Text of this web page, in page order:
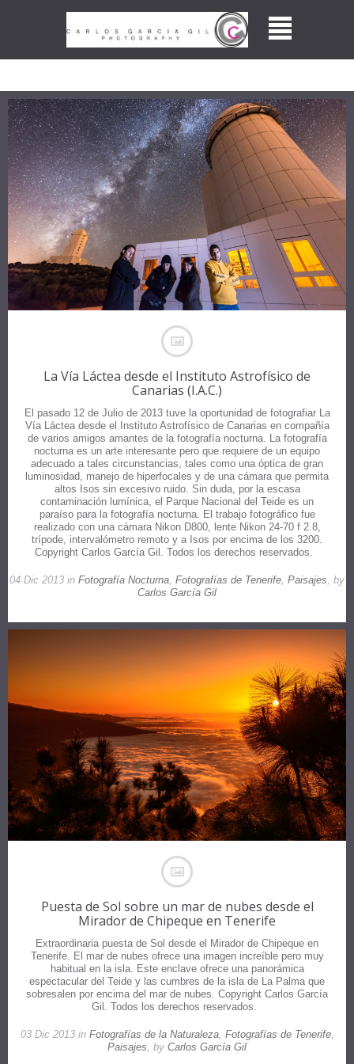
La Vía Láctea desde el Instituto Astrofísico de
Canarias (I.A.C.)
El pasado 12 de Julio de 2013 tuve la oportunidad de fotografiar La
Vía Láctea desde el Instituto Astrofísico de Canarias en compañía
de varios amigos amantes de la fotografía nocturna. La fotografía
nocturna es un arte interesante pero que requiere de un equipo
adecuado a tales circunstancias, tales como una óptica de gran
luminosidad, manejo de hiperfocales y de una cámara que permita
altos Isos sin excesivo ruido. Sin duda, por la escasa
contaminación lumínica, el Parque Nacional del Teide es un
paraíso para la fotografía nocturna. El trabajo fotográfico fue
realizado con una cámara Nikon D800, lente Nikon 24-70 f 2.8,
trípode, intervalómetro remoto y a Isos por encima de los 3200.
Copyright Carlos García Gil. Todos los derechos reservados.
04 Dic 2013 in Fotografía Nocturna Fotografías de Tenerife Paisajes , by
Carlos García Gil
Puesta de Sol sobre un mar de nubes desde el
Mirador de Chipeque en Tenerife
Extraordinaria puesta de Sol desde el Mirador de Chipeque en
Tenerife. El mar de nubes ofrece una imagen increíble pero muy
habitual en la isla. Este enclave ofrece una panorámica
espectacular del Teide y las cumbres de la isla de La Palma que
sobresalen por encima del mar de nubes. Copyright Carlos García
Gil. Todos los derechos reservados.
03 Dic 2013 in Fotografías de la Naturaleza, Fotografías de Tenerife,
Paisajes , by Carlos García Gil